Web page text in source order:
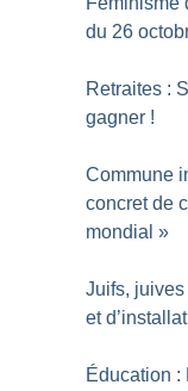
du 26
Retraites :
gagner !
Commune
concret de
mondial »
Juifs,
et
Éducation :